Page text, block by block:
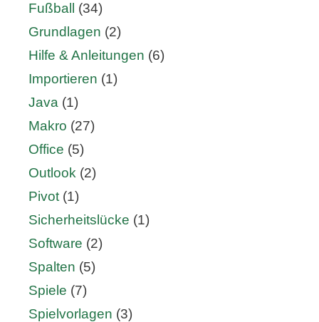
Fußball
(34)
Grundlagen (2)
Hilfe & Anleitungen (6)
Importieren (1)
Java (1)
Makro (27)
Office (5)
Outlook (2)
Pivot (1)
Sicherheitslücke (1)
Software (2)
Spalten (5)
Spiele (7)
Spielvorlagen (3)